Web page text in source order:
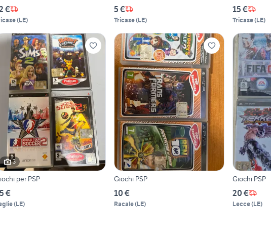
€
(LE)
5 €
Tricase(LE)
15 €
Tricase(LE)
3
per PSP
€
(LE)
Giochi PSP
10 €
Racale(LE)
Giochi PSP
20 €
Lecce(LE)